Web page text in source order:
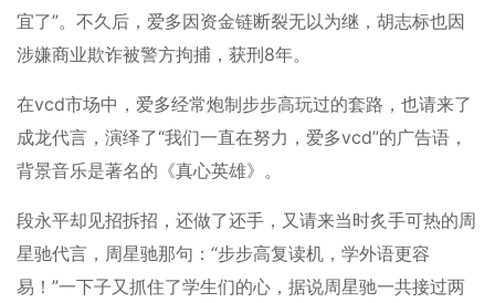
宜了”。不久后，爱多因资金链断裂无以为继，胡志标也因
涉嫌商业欺诈被警方拘捕，获刑8年。
在vcd市场中，爱多经常炮制步步高玩过的套路，也请来了
成龙代言，演绎了“我们一直在努力，爱多vcd”的广告语，
背景音乐是著名的《真心英雄》。
段永平却见招拆招，还做了还手，又请来当时炙手可热的周
星驰代言，周星驰那句：“步步高复读机，学外语更容
易！”一下子又抓住了学生们的心，据说周星驰一共接过两